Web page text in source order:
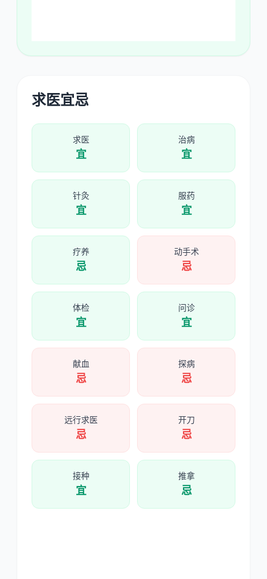
求医宜忌
求医
宜
治病
宜
针灸
宜
服药
宜
疗养
忌
动手术
忌
体检
宜
问诊
宜
献血
忌
探病
忌
远行求医
忌
开刀
忌
接种
宜
推拿
忌